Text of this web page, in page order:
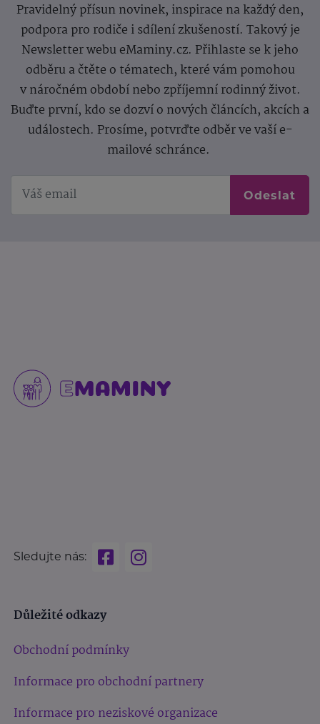
Pravidelný přísun novinek, inspirace na každý den,
podpora pro rodiče i sdílení zkušeností. Takový je
Newsletter webu eMaminy.cz. Přihlaste se k jeho
odběru a čtěte o tématech, které vám pomohou
v náročném období nebo zpříjemní rodinný život.
Buďte první, kdo se dozví o nových článcích, akcích a
událostech. Prosíme, potvrďte odběr ve vaší e-
mailové schránce.
Odeslat
Sledujte nás:
Důležité odkazy
Obchodní podmínky
Informace pro obchodní partnery
Informace pro neziskové organizace